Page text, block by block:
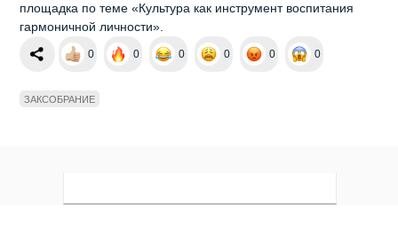
площадка по теме «Культура как инструмент воспитания
гармоничной личности».
0 0 0 0 0 0
ЗАКСОБРАНИЕ